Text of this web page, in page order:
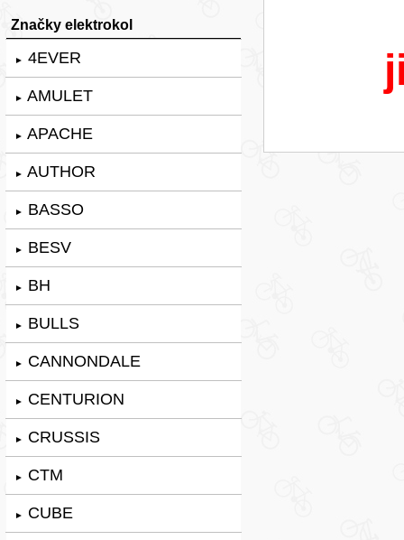
Značky elektrokol
► 4EVER
► AMULET
► APACHE
► AUTHOR
► BASSO
► BESV
► BH
► BULLS
► CANNONDALE
► CENTURION
► CRUSSIS
► CTM
► CUBE